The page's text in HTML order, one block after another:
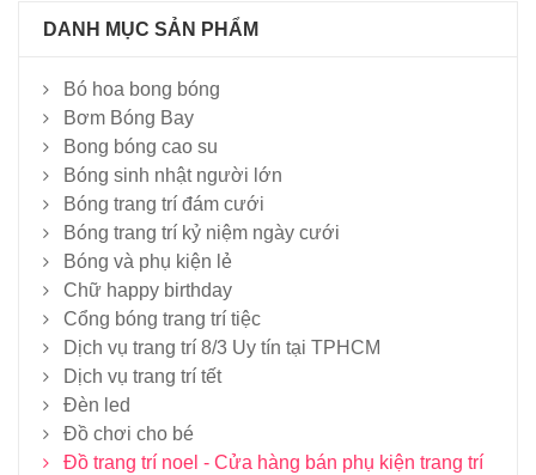
DANH MỤC SẢN PHẨM
Bó hoa bong bóng
Bơm Bóng Bay
Bong bóng cao su
Bóng sinh nhật người lớn
Bóng trang trí đám cưới
Bóng trang trí kỷ niệm ngày cưới
Bóng và phụ kiện lẻ
Chữ happy birthday
Cổng bóng trang trí tiệc
Dịch vụ trang trí 8/3 Uy tín tại TPHCM
Dịch vụ trang trí tết
Đèn led
Đồ chơi cho bé
Đồ trang trí noel - Cửa hàng bán phụ kiện trang trí